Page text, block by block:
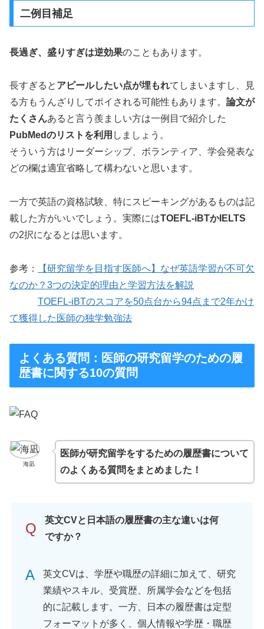
二例目補足
長過ぎ、盛りすぎは逆効果のこともあります。
長すぎると アピールしたい点が埋もれてしまいますし、見
る方もうんざりしてポイされる可能性もあります。 論文が
たくさんあると言う羨ましい方は一例目で紹介した
PubMedのリストを利用 しましょう。
そういう方はリーダーシップ、ボランティア、学会発表な
どの欄は適宜省略して構わないと思います。
一方で英語の資格試験、特にスピーキングがあるものは記
載した方がいいでしょう。実際にはTOEFL-iBTかIELTS
の2択になるとは思います。
参考：
【研究留学を目指す医師へ】なぜ英語学習が不可欠
なのか？3つの決定的理由と学習方法を解説
TOEFL-iBTのスコアを50点台から94点まで2年かけ
て獲得した医師の独学勉強法
よくある質問：医師の研究留学のための履
歴書に関する10の質問
海凪
医師が研究留学をするための履歴書について
のよくある質問をまとめました！
Q
英文CVと日本語の履歴書の主な違いは何
ですか？
A
英文CVは、学歴や職歴の詳細に加えて、研究
業績やスキル、受賞歴、所属学会などを包括
的に記載します。一方、日本の履歴書は定型
フォーマットが多く、個人情報や学歴・職歴